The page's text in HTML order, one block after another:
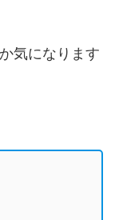
気になります